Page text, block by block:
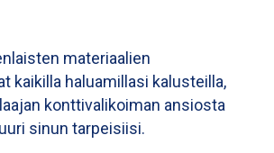
materiaalien
kaikilla haluamillasi kalusteilla,
konttivalikoiman ansiosta
sinun tarpeisiisi.